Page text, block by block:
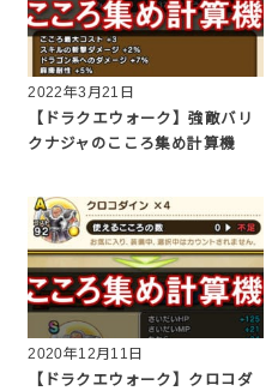
2022年3月21日
【ドラクエウォーク】強敵バリ
クナジャのこころ集め計算機
2020年12月11日
【ドラクエウォーク】クロコダ